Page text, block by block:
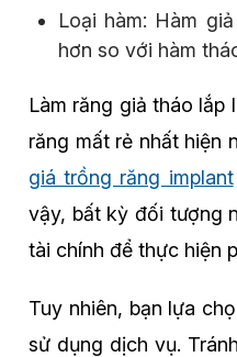
Loại hàm: Hàm
hơn so với hàm
Làm răng giả tháo lắp
răng mất rẻ nhất hiện
giá trồng răng implant
vậy, bất kỳ đối tượng
tài chính để thực hiện
Tuy nhiên, bạn lựa
sử dụng dịch vụ.